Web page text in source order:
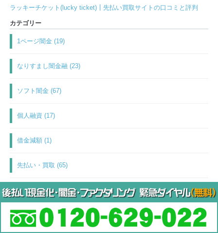
ラッキーチケット(lucky ticket)┃先払い買取サイトの口コミと評判
カテゴリー
1ページ闇金 (19)
なりすまし闇金融 (23)
ソフト闇金 (67)
個人融資 (17)
借金減額 (1)
先払い・買取 (65)
後払い現金化 (54)
押し貸し詐欺 (25)